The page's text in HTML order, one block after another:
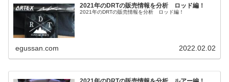
2021年のDRTの販売情報を分析 ロッド編！
2021年のDRTの販売情報を分析 ロッド編！
egussan.com 2022.02.02